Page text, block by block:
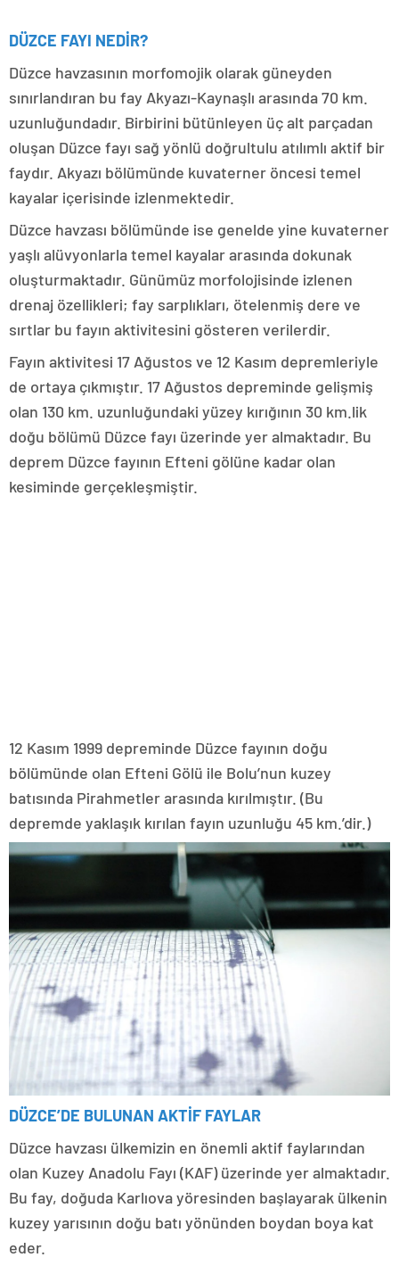
DÜZCE FAYI NEDİR?
Düzce havzasının morfomojik olarak güneyden
sınırlandıran bu fay Akyazı-Kaynaşlı arasında 70 km.
uzunluğundadır. Birbirini bütünleyen üç alt parçadan
oluşan Düzce fayı sağ yönlü doğrultulu atılımlı aktif bir
faydır. Akyazı bölümünde kuvaterner öncesi temel
kayalar içerisinde izlenmektedir.
Düzce havzası bölümünde ise genelde yine kuvaterner
yaşlı alüvyonlarla temel kayalar arasında dokunak
oluşturmaktadır. Günümüz morfolojisinde izlenen
drenaj özellikleri; fay sarplıkları, ötelenmiş dere ve
sırtlar bu fayın aktivitesini gösteren verilerdir.
Fayın aktivitesi 17 Ağustos ve 12 Kasım depremleriyle
de ortaya çıkmıştır. 17 Ağustos depreminde gelişmiş
olan 130 km. uzunluğundaki yüzey kırığının 30 km.lik
doğu bölümü Düzce fayı üzerinde yer almaktadır. Bu
deprem Düzce fayının Efteni gölüne kadar olan
kesiminde gerçekleşmiştir.
12 Kasım 1999 depreminde Düzce fayının doğu
bölümünde olan Efteni Gölü ile Bolu’nun kuzey
batısında Pirahmetler arasında kırılmıştır. (Bu
depremde yaklaşık kırılan fayın uzunluğu 45 km.’dir.)
DÜZCE’DE BULUNAN AKTİF FAYLAR
Düzce havzası ülkemizin en önemli aktif faylarından
olan Kuzey Anadolu Fayı (KAF) üzerinde yer almaktadır.
Bu fay, doğuda Karlıova yöresinden başlayarak ülkenin
kuzey yarısının doğu batı yönünden boydan boya kat
eder.